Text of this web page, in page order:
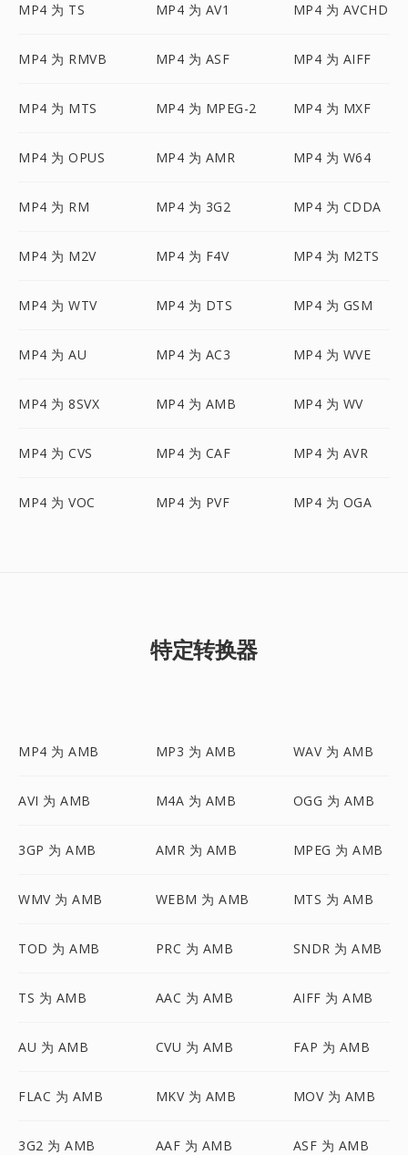
MP4 为 TS MP4 为 AV1 MP4 为 AVCHD
MP4 为 RMVB MP4 为 ASF MP4 为 AIFF
MP4 为 MTS MP4 为 MPEG-2 MP4 为 MXF
MP4 为 OPUS MP4 为 AMR MP4 为 W64
MP4 为 RM MP4 为 3G2 MP4 为 CDDA
MP4 为 M2V MP4 为 F4V MP4 为 M2TS
MP4 为 WTV MP4 为 DTS MP4 为 GSM
MP4 为 AU MP4 为 AC3 MP4 为 WVE
MP4 为 8SVX MP4 为 AMB MP4 为 WV
MP4 为 CVS MP4 为 CAF MP4 为 AVR
MP4 为 VOC MP4 为 PVF MP4 为 OGA
特定转换器
MP4 为 AMB MP3 为 AMB WAV 为 AMB
AVI 为 AMB M4A 为 AMB OGG 为 AMB
3GP 为 AMB AMR 为 AMB MPEG 为 AMB
WMV 为 AMB WEBM 为 AMB MTS 为 AMB
TOD 为 AMB PRC 为 AMB SNDR 为 AMB
TS 为 AMB AAC 为 AMB AIFF 为 AMB
AU 为 AMB CVU 为 AMB FAP 为 AMB
FLAC 为 AMB MKV 为 AMB MOV 为 AMB
3G2 为 AMB AAF 为 AMB ASF 为 AMB